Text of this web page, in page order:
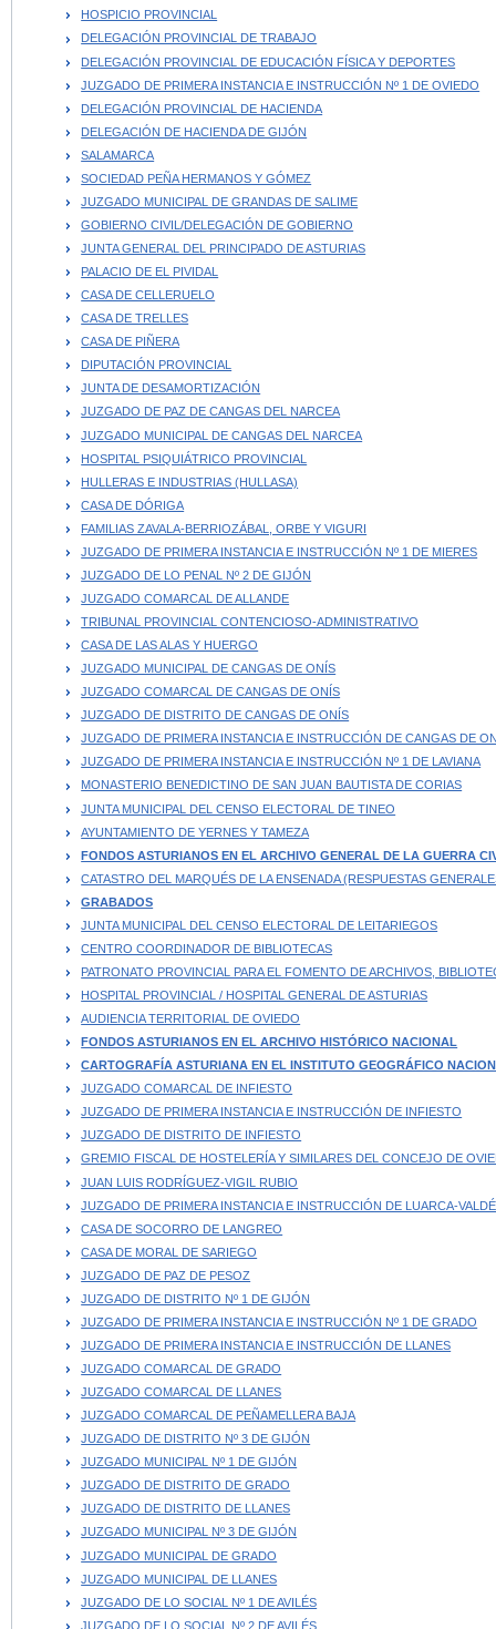
HOSPICIO PROVINCIAL
DELEGACIÓN PROVINCIAL DE TRABAJO
DELEGACIÓN PROVINCIAL DE EDUCACIÓN FÍSICA Y DEPORTES
JUZGADO DE PRIMERA INSTANCIA E INSTRUCCIÓN Nº 1 DE OVIEDO
DELEGACIÓN PROVINCIAL DE HACIENDA
DELEGACIÓN DE HACIENDA DE GIJÓN
SALAMARCA
SOCIEDAD PEÑA HERMANOS Y GÓMEZ
JUZGADO MUNICIPAL DE GRANDAS DE SALIME
GOBIERNO CIVIL/DELEGACIÓN DE GOBIERNO
JUNTA GENERAL DEL PRINCIPADO DE ASTURIAS
PALACIO DE EL PIVIDAL
CASA DE CELLERUELO
CASA DE TRELLES
CASA DE PIÑERA
DIPUTACIÓN PROVINCIAL
JUNTA DE DESAMORTIZACIÓN
JUZGADO DE PAZ DE CANGAS DEL NARCEA
JUZGADO MUNICIPAL DE CANGAS DEL NARCEA
HOSPITAL PSIQUIÁTRICO PROVINCIAL
HULLERAS E INDUSTRIAS (HULLASA)
CASA DE DÓRIGA
FAMILIAS ZAVALA-BERRIOZÁBAL, ORBE Y VIGURI
JUZGADO DE PRIMERA INSTANCIA E INSTRUCCIÓN Nº 1 DE MIERES
JUZGADO DE LO PENAL Nº 2 DE GIJÓN
JUZGADO COMARCAL DE ALLANDE
TRIBUNAL PROVINCIAL CONTENCIOSO-ADMINISTRATIVO
CASA DE LAS ALAS Y HUERGO
JUZGADO MUNICIPAL DE CANGAS DE ONÍS
JUZGADO COMARCAL DE CANGAS DE ONÍS
JUZGADO DE DISTRITO DE CANGAS DE ONÍS
JUZGADO DE PRIMERA INSTANCIA E INSTRUCCIÓN DE CANGAS DE
JUZGADO DE PRIMERA INSTANCIA E INSTRUCCIÓN Nº 1 DE LAVIANA
MONASTERIO BENEDICTINO DE SAN JUAN BAUTISTA DE CORIAS
JUNTA MUNICIPAL DEL CENSO ELECTORAL DE TINEO
AYUNTAMIENTO DE YERNES Y TAMEZA
FONDOS ASTURIANOS EN EL ARCHIVO GENERAL DE LA GUERRA
CATASTRO DEL MARQUÉS DE LA ENSENADA (RESPUESTAS
GRABADOS
JUNTA MUNICIPAL DEL CENSO ELECTORAL DE LEITARIEGOS
CENTRO COORDINADOR DE BIBLIOTECAS
PATRONATO PROVINCIAL PARA EL FOMENTO DE ARCHIVOS,
HOSPITAL PROVINCIAL / HOSPITAL GENERAL DE ASTURIAS
AUDIENCIA TERRITORIAL DE OVIEDO
FONDOS ASTURIANOS EN EL ARCHIVO HISTÓRICO NACIONAL
CARTOGRAFÍA ASTURIANA EN EL INSTITUTO GEOGRÁFICO
JUZGADO COMARCAL DE INFIESTO
JUZGADO DE PRIMERA INSTANCIA E INSTRUCCIÓN DE INFIESTO
JUZGADO DE DISTRITO DE INFIESTO
GREMIO FISCAL DE HOSTELERÍA Y SIMILARES DEL CONCEJO DE
JUAN LUIS RODRÍGUEZ-VIGIL RUBIO
JUZGADO DE PRIMERA INSTANCIA E INSTRUCCIÓN DE LUARCA-
CASA DE SOCORRO DE LANGREO
CASA DE MORAL DE SARIEGO
JUZGADO DE PAZ DE PESOZ
JUZGADO DE DISTRITO Nº 1 DE GIJÓN
JUZGADO DE PRIMERA INSTANCIA E INSTRUCCIÓN Nº 1 DE GRADO
JUZGADO DE PRIMERA INSTANCIA E INSTRUCCIÓN DE LLANES
JUZGADO COMARCAL DE GRADO
JUZGADO COMARCAL DE LLANES
JUZGADO COMARCAL DE PEÑAMELLERA BAJA
JUZGADO DE DISTRITO Nº 3 DE GIJÓN
JUZGADO MUNICIPAL Nº 1 DE GIJÓN
JUZGADO DE DISTRITO DE GRADO
JUZGADO DE DISTRITO DE LLANES
JUZGADO MUNICIPAL Nº 3 DE GIJÓN
JUZGADO MUNICIPAL DE GRADO
JUZGADO MUNICIPAL DE LLANES
JUZGADO DE LO SOCIAL Nº 1 DE AVILÉS
JUZGADO DE LO SOCIAL Nº 2 DE AVILÉS